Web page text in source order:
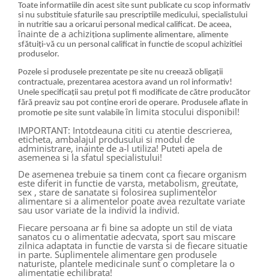
Toate informatiile din acest site sunt publicate cu scop informativ
si nu substituie sfaturile sau prescriptiile medicului, specialistului
in nutritie sau a oricarui personal medical calificat. De aceea,
înainte de a achiziționa suplimente alimentare, alimente
sfătuiți-vă cu un personal calificat in functie de scopul achizitiei
produselor.
Pozele si produsele prezentate pe site nu creează obligații
contractuale, prezentarea acestora avand un rol informativ!
Unele specificații sau prețul pot fi modificate de către producător
fără preaviz sau pot conține erori de operare. Produsele aflate in
promotie pe site sunt valabile în limita stocului disponibil!
IMPORTANT: Intotdeauna cititi cu atentie descrierea,
eticheta, ambalajul produsului si modul de
administrare, inainte de a-l utiliza! Puteti apela de
asemenea si la sfatul specialistului!
De asemenea trebuie sa tinem cont ca fiecare organism
este diferit in functie de varsta, metabolism, greutate,
sex , stare de sanatate si folosirea suplimentelor
alimentare si a alimentelor poate avea rezultate variate
sau usor variate de la individ la individ.
Fiecare persoana ar fi bine sa adopte un stil de viata
sanatos cu o alimentatie adecvata, sport sau miscare
zilnica adaptata in functie de varsta si de fiecare situatie
in parte. Suplimentele alimentare gen produsele
naturiste, plantele medicinale sunt o completare la o
alimentatie echilibrata!